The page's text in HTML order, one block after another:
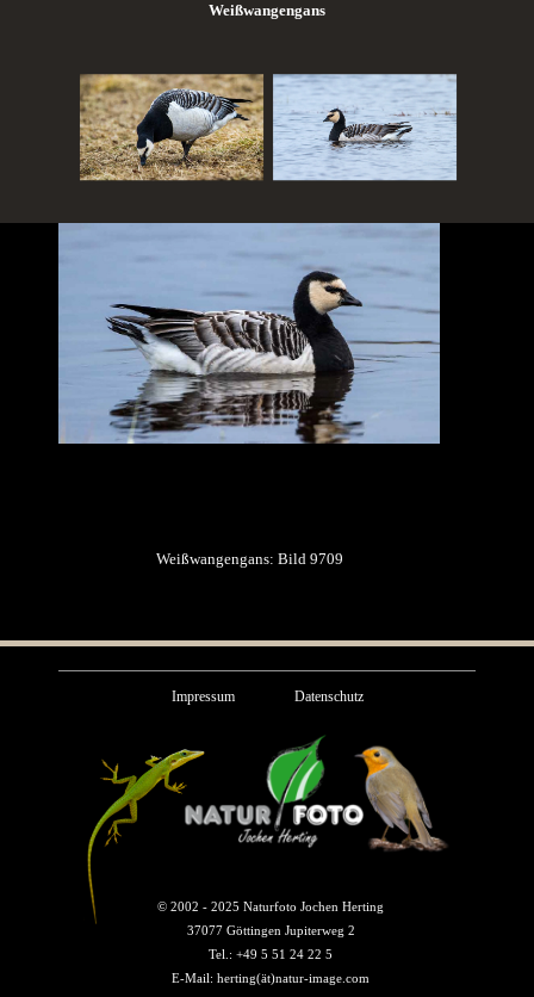
Weißwangengans
Weißwangengans: Bild 9709
© 2002 - 2025 Naturfoto Jochen Herting
37077 Göttingen Jupiterweg 2
Tel.: +49 5 51 24 22 5
E-Mail: herting(ät)natur-image.com
Datenschutz
Impressum